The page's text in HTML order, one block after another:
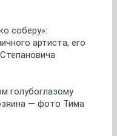
соберу»:
артиста, его
голубоглазому
— фото Тима